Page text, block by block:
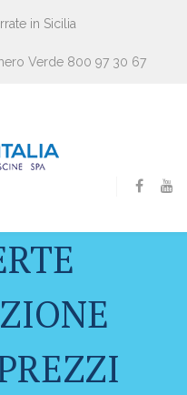
in Sicilia
Verde 800 97 30 67